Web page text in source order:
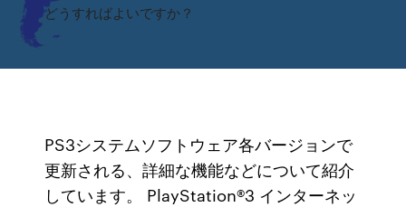
どうすればよいですか？
PS3システムソフトウェア各バージョンで
更新される、詳細な機能などについて紹介
しています。 PlayStation®3 インターネッ